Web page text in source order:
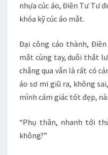
nhựa cúc áo, Điền Tư Tư
khóa kỹ cúc áo mắt.
Đại công cáo thành,
mắt cùng tay, duỗi thắt
chẳng qua vẫn là rất có
áo sơ mi giũ ra, không
mình cảm giác tốt đẹp,
“Phụ thân, nhanh tới
không?”